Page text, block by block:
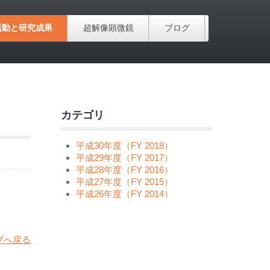
動と研究成果 超解像顕微鏡 ブログ
へ戻る
カテゴリ
平成30年度（FY 2018）
平成29年度（FY 2017）
平成28年度（FY 2016）
平成27年度（FY 2015）
平成26年度（FY 2014）